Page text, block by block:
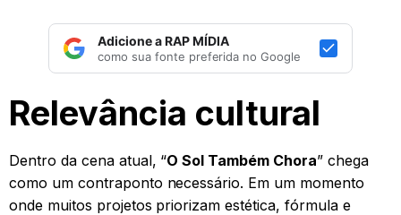
Adicione a RAP MÍDIA
como sua fonte preferida no Google
Relevância cultural
Dentro da cena atual, “O Sol Também Chora” chega
como um contraponto necessário. Em um momento
onde muitos projetos priorizam estética, fórmula e